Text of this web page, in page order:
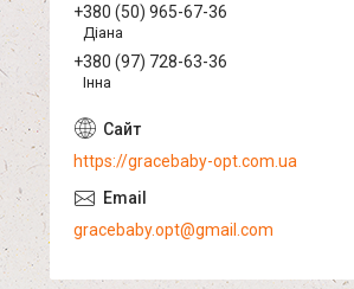
+380 (50) 965-67-36
Діана
+380 (97) 728-63-36
Інна
https://gracebaby-opt.com.ua
gracebaby.opt@gmail.com